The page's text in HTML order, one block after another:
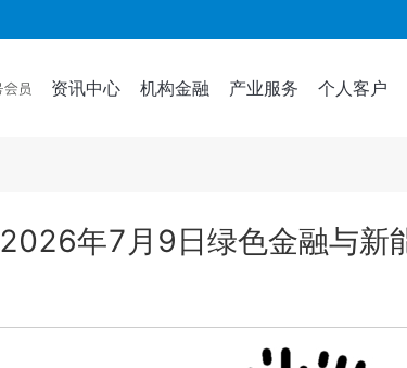
资讯中心 机构金融 产业服务 个人客户
2026年7月9日绿色金融与新